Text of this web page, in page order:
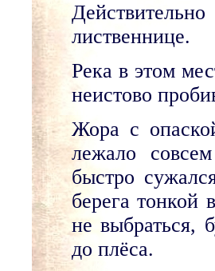
лиственнице.
Река в этом
неистово
Жора с
лежало
быстро
берега тонкой
не выбраться,
до плёса.